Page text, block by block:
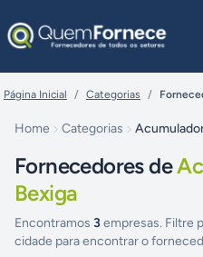
Página Inicial / Categorias /
Home Categorias
Fornecedores de
Bexiga
Encontramos 3 empresas. Filtre
cidade para encontrar o